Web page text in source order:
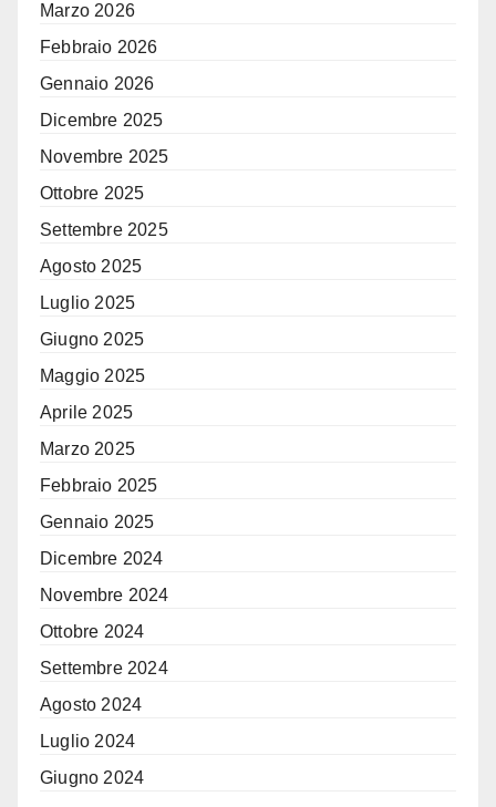
Marzo 2026
Febbraio 2026
Gennaio 2026
Dicembre 2025
Novembre 2025
Ottobre 2025
Settembre 2025
Agosto 2025
Luglio 2025
Giugno 2025
Maggio 2025
Aprile 2025
Marzo 2025
Febbraio 2025
Gennaio 2025
Dicembre 2024
Novembre 2024
Ottobre 2024
Settembre 2024
Agosto 2024
Luglio 2024
Giugno 2024